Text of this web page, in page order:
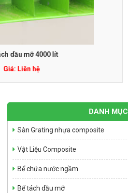
DANH MỤC
Sàn Grating nhựa composite
Vật Liệu Composite
Bể chứa nước ngầm
Bể tách dầu mỡ